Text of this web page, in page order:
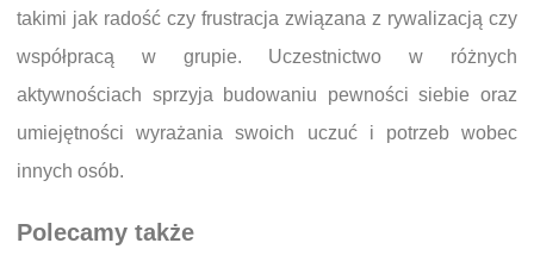
takimi jak radość czy frustracja związana z rywalizacją czy
współpracą w grupie. Uczestnictwo w różnych
aktywnościach sprzyja budowaniu pewności siebie oraz
umiejętności wyrażania swoich uczuć i potrzeb wobec
innych osób.
Polecamy także